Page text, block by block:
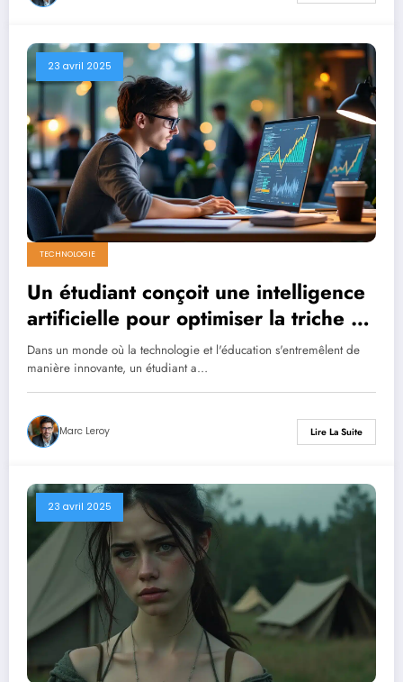
23 avril 2025
TECHNOLOGIE
Un étudiant conçoit une intelligence
artificielle pour optimiser la triche et
attire 5,3 millions de dollars
d’investissements
Dans un monde où la technologie et l'éducation s'entremêlent de
manière innovante, un étudiant a…
Marc Leroy Lire La Suite
23 avril 2025